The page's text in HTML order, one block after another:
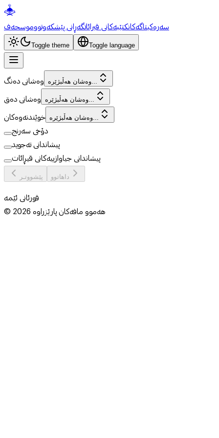
سەرەکیتاگەکانکتێبەکانی قیرائاتگەڕانی پێشکەوتووموسحەف
Toggle theme Toggle language
وەشانی دەنگ وەشان هەڵبژێرە...
وەشانی دەق وەشان هەڵبژێرە...
خوێندنەوەکان وەشان هەڵبژێرە...
دۆخی سەرنج
پیشاندانی تەجوید
پیشاندانی جیاوازییەکانی قیڕائات
پێشووتـر داهاتوو
قورئانی ئێمە
© 2026هەموو مافەکان پارێزراوە